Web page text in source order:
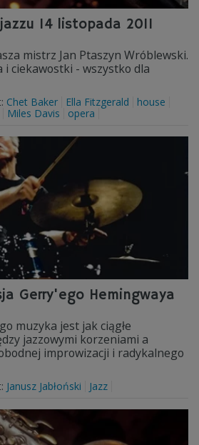
14 listopada 2011
mistrz Jan Ptaszyn Wróblewski.
ciekawostki - wszystko dla
Chet Baker Ella Fitzgerald
house
Miles Davis opera
Gerry'ego Hemingwaya
muzyka jest jak ciągłe
jazzowymi korzeniami a
improwizacji i radykalnego
Janusz Jabłoński Jazz